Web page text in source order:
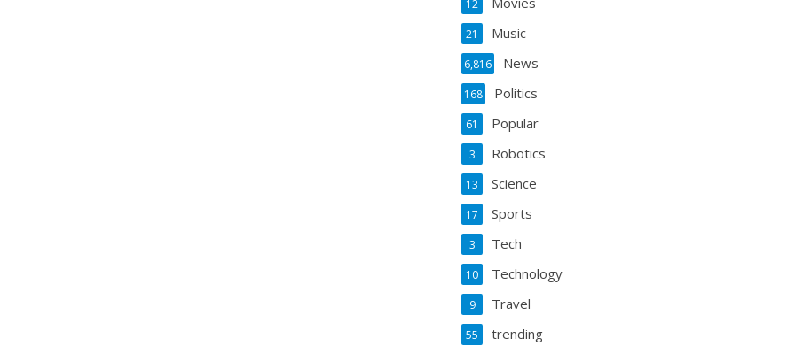
12
Music
21
News
6,816
Politics
168
Popular
61
Robotics
3
Science
13
Sports
17
Tech
3
Technology
10
Travel
9
trending
55